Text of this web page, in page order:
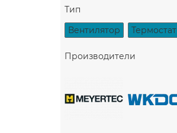
Тип
Вентилятор
Термостат
Производители